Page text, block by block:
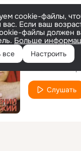
cookie-файлы,
Если ваш
файлы должен
Больше
все Настроить
Слушать